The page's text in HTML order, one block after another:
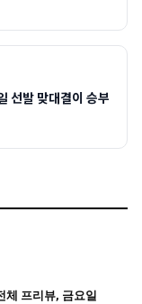
선발 맞대결이 승부
체 프리뷰, 금요일